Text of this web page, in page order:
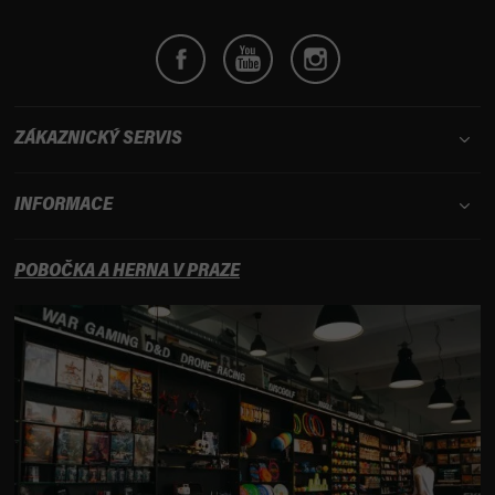
ZÁKAZNICKÝ SERVIS
INFORMACE
POBOČKA A HERNA V PRAZE